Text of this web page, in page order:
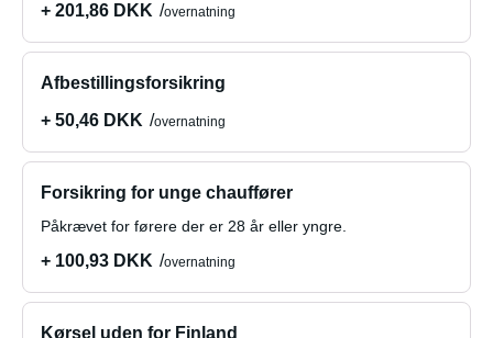
+ 201,86 DKK
overnatning
Afbestillingsforsikring
+ 50,46 DKK
overnatning
Forsikring for unge chauffører
Påkrævet for førere der er 28 år eller yngre.
+ 100,93 DKK overnatning
Kørsel uden for Finland